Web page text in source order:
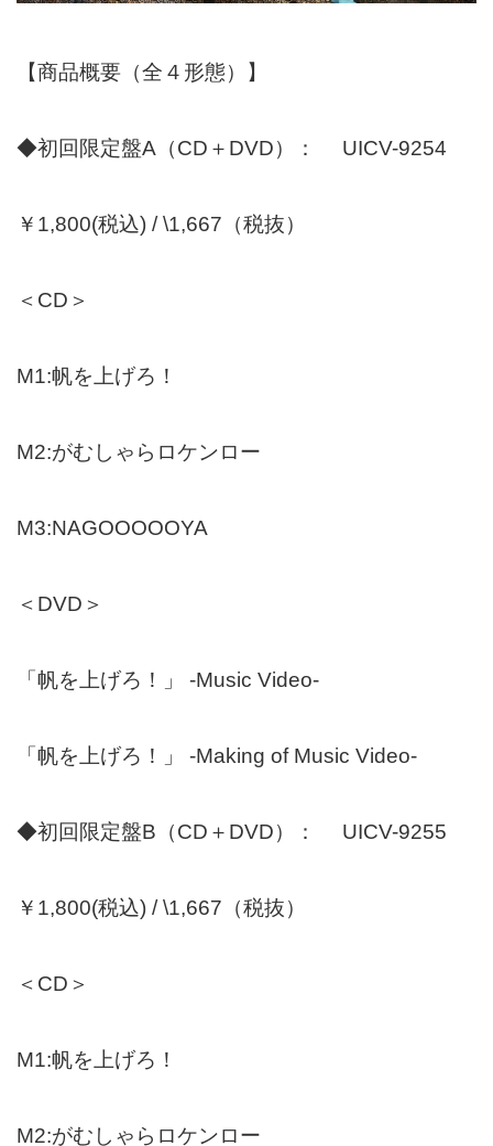
【商品概要（全４形態）】
◆初回限定盤A（CD＋DVD）： UICV-9254
￥1,800(税込) / \1,667（税抜）
＜CD＞
M1:帆を上げろ！
M2:がむしゃらロケンロー
M3:NAGOOOOOYA
＜DVD＞
「帆を上げろ！」 -Music Video-
「帆を上げろ！」 -Making of Music Video-
◆初回限定盤B（CD＋DVD）： UICV-9255
￥1,800(税込) / \1,667（税抜）
＜CD＞
M1:帆を上げろ！
M2:がむしゃらロケンロー